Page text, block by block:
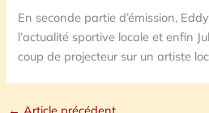
En seconde partie d’émission,
l’actualité sportive locale et enfin
coup de projecteur sur un artiste